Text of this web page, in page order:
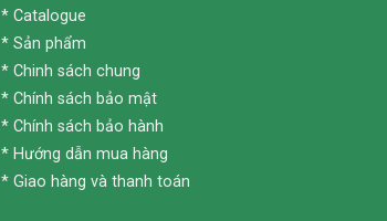
* Catalogue
* Sản phẩm
* Chinh sách chung
* Chính sách bảo mật
* Chính sách bảo hành
* Hướng dẫn mua hàng
* Giao hàng và thanh toán